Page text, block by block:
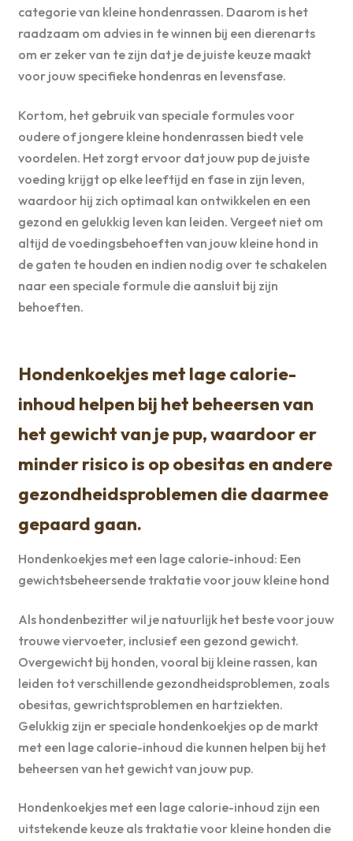
categorie van kleine hondenrassen. Daarom is het
raadzaam om advies in te winnen bij een dierenarts
om er zeker van te zijn dat je de juiste keuze maakt
voor jouw specifieke hondenras en levensfase.
Kortom, het gebruik van speciale formules voor
oudere of jongere kleine hondenrassen biedt vele
voordelen. Het zorgt ervoor dat jouw pup de juiste
voeding krijgt op elke leeftijd en fase in zijn leven,
waardoor hij zich optimaal kan ontwikkelen en een
gezond en gelukkig leven kan leiden. Vergeet niet om
altijd de voedingsbehoeften van jouw kleine hond in
de gaten te houden en indien nodig over te schakelen
naar een speciale formule die aansluit bij zijn
behoeften.
Hondenkoekjes met lage calorie-
inhoud helpen bij het beheersen van
het gewicht van je pup, waardoor er
minder risico is op obesitas en andere
gezondheidsproblemen die daarmee
gepaard gaan.
Hondenkoekjes met een lage calorie-inhoud: Een
gewichtsbeheersende traktatie voor jouw kleine hond
Als hondenbezitter wil je natuurlijk het beste voor jouw
trouwe viervoeter, inclusief een gezond gewicht.
Overgewicht bij honden, vooral bij kleine rassen, kan
leiden tot verschillende gezondheidsproblemen, zoals
obesitas, gewrichtsproblemen en hartziekten.
Gelukkig zijn er speciale hondenkoekjes op de markt
met een lage calorie-inhoud die kunnen helpen bij het
beheersen van het gewicht van jouw pup.
Hondenkoekjes met een lage calorie-inhoud zijn een
uitstekende keuze als traktatie voor kleine honden die